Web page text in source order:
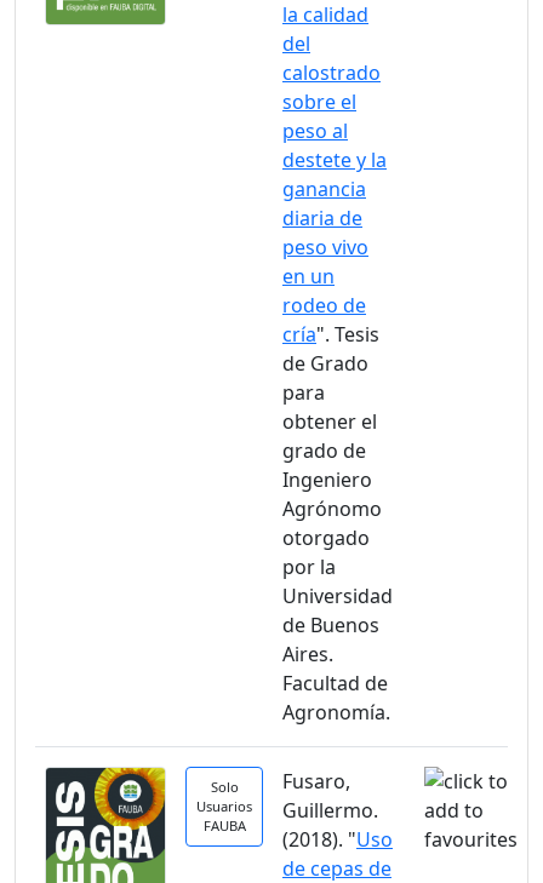
la calidad
del
calostrado
sobre el
peso al
destete y la
ganancia
diaria de
peso vivo
en un
rodeo de
cría". Tesis
de Grado
para
obtener el
grado de
Ingeniero
Agrónomo
otorgado
por la
Universidad
de Buenos
Aires.
Facultad de
Agronomía.
Solo
Usuarios
FAUBA
Fusaro,
Guillermo.
(2018). "Uso
de cepas de